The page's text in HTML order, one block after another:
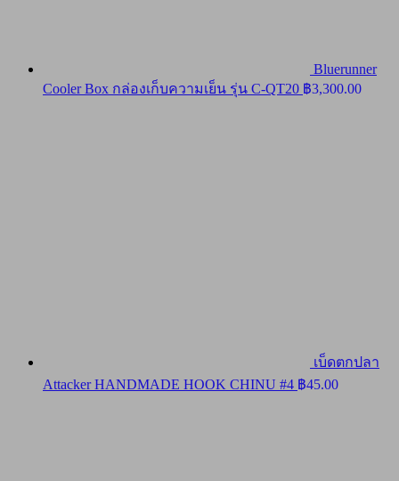
Bluerunner
Cooler Box กล่องเก็บความเย็น รุ่น C-QT20 ฿3,300.00
เบ็ดตกปลา
Attacker HANDMADE HOOK CHINU #4 ฿45.00